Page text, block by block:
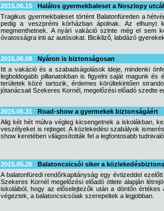
2015.06.15
Halálos gyermekbaleset a Noszlopy
Tragikus gyermekbaleset történt Balatonfüreden a
pedig a veszprémi kórházban ápolnak. Az elhunyt
megmenthetnek. A nyári vakáció szinte még el sem
óvatosságra inti az autósokat. Bicikliző, labdázó
2015.06.08
Nyáron is biztonságosan
Itt a vakáció és a szabadságolások ideje, mindenki
legboldogabb pillanatokban is figyelni saját magunk
területek közé tartozik, érdemes körültekintően
jótanácsait Szekeres Kornél, megelőzési előadó szedte
2015.05.31
Road-show a gyermekek biztonságáért
Alig két hét múlva végleg kicsengetnek a iskolákban,
veszélyeket is rejteget. A közlekedési szabályok
show keretében világosították fel a legfontosabb
2015.05.26
Balatoncsicsói siker a
A balatonfüredi rendőrkapitányság egy évtizeddel
Szekeres Kornél megelőzési előadó ötlete alapján
iskoláiból, hogy az előselejtezők után a döntőn
végeztek, a balatoncsicsóiak szerepeltek a legjobban.